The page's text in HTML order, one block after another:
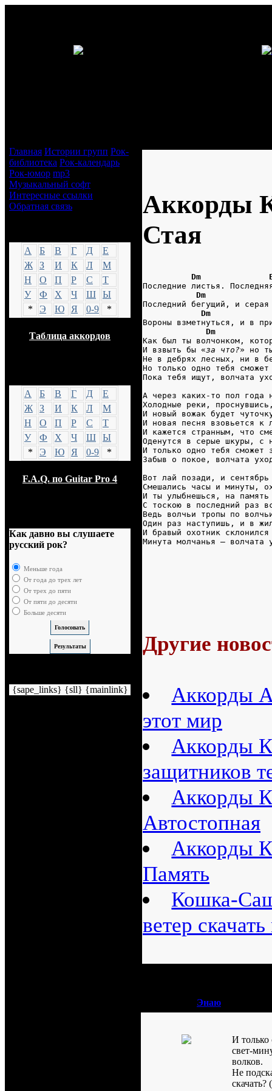
Главная Истории групп Рок-
библиотека Рок-календарь
Рок-юмор mp3
Музыкальный софт
Интересные ссылки
Обратная связь
А
Б В Г Д
Е
Ж
З И К Л
М
Н
О П Р С
Т
У
Ф Х Ч Ш
Ы
*
Э Ю Я 0-9 *
Таблица аккордов
А
Б В Г Д
Е
Ж
З И К Л
М
Н
О П Р С
Т
У
Ф Х Ч Ш
Ы
*
Э Ю Я 0-9 *
F.A.Q. по Guitar Pro 4
Как давно вы слушаете
русский рок?
Меньше года
От года до трех лет
От трех до пяти
От пяти до десяти
Больше десяти
{sape_links} {sll} {mainlink}
Аккорды
Стая
Dm
Последние листья.
Dm
Последний бегущий, и
Dm
Вороны взметнуться, и в
Dm
Как был ты волчонком,
И взвыть бы «за что?» но
Не в дебрях лесных, ни в
Но только одно тебя
Пока тебя ищут, волчата
А через каких-то пол года
Холодные реки,
И новый вожак будет
И новая песня взовьется к
И кажется странным, что
Оденутся в серые шкуры, с
И только одно тебя сможет
Забыв о покое, волчата
Вот лай позади, и
Смешались часы и минуты,
И ты улыбнешься, на
С тоскою в последний раз
Ведь волчьи тропы по
Один раз наступишь, и в
И бравый охотник
Минута молчанья – волчата
Другие
Аккорды
этот мир
Аккорды
защитников
Аккорды
Автостопная
Аккорды
Память
Кошка-
ветер
Энаю
И только
свет-
волков.
Не
скачать?